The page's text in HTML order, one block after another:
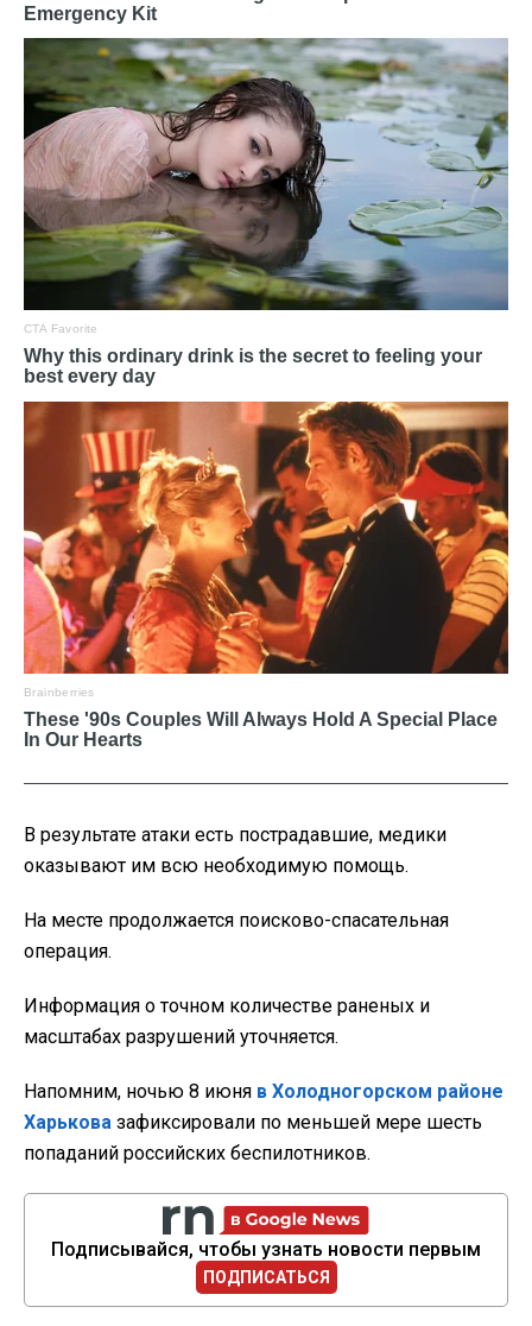
В результате атаки есть пострадавшие, медики
оказывают им всю необходимую помощь.
На месте продолжается поисково-спасательная
операция.
Информация о точном количестве раненых и
масштабах разрушений уточняется.
Напомним, ночью 8 июня в Холодногорском районе
Харькова зафиксировали по меньшей мере шесть
попаданий российских беспилотников.
Подписывайся, чтобы узнать новости первым
ПОДПИСАТЬСЯ